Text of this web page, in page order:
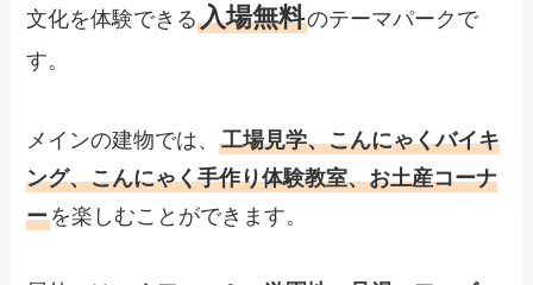
文化を体験できる入場無料のテーマパークで
す。
メインの建物では、工場見学、こんにゃくバイキ
ング、こんにゃく手作り体験教室、お土産コーナ
ーを楽しむことができます。